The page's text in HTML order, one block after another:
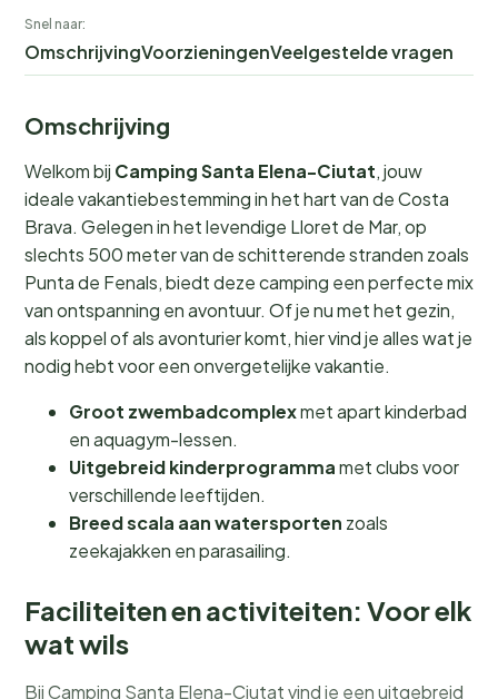
Snel naar:
OmschrijvingVoorzieningenVeelgestelde vragen
Omschrijving
Welkom bij Camping Santa Elena-Ciutat, jouw
ideale vakantiebestemming in het hart van de Costa
Brava. Gelegen in het levendige Lloret de Mar, op
slechts 500 meter van de schitterende stranden zoals
Punta de Fenals, biedt deze camping een perfecte mix
van ontspanning en avontuur. Of je nu met het gezin,
als koppel of als avonturier komt, hier vind je alles wat je
nodig hebt voor een onvergetelijke vakantie.
Groot zwembadcomplexmet apart kinderbad
en aquagym-lessen.
Uitgebreid kinderprogrammamet clubs voor
verschillende leeftijden.
Breed scala aan watersporten zoals
zeekajakken en parasailing.
Faciliteiten en activiteiten: Voor elk
wat wils
Bij Camping Santa Elena-Ciutat vind je een uitgebreid